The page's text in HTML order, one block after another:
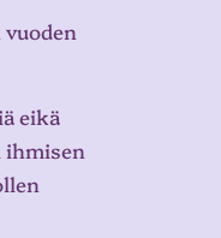
eikä
ihmisen